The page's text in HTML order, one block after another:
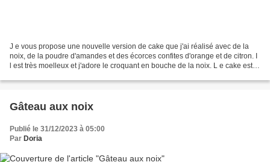
J e vous propose une nouvelle version de cake que j'ai réalisé avec de la
noix, de la poudre d'amandes et des écorces confites d'orange et de citron. I
l est très moelleux et j'adore le croquant en bouche de la noix. L e cake est
Gâteau aux noix
Publié le 31/12/2023 à 05:00
Par Doria